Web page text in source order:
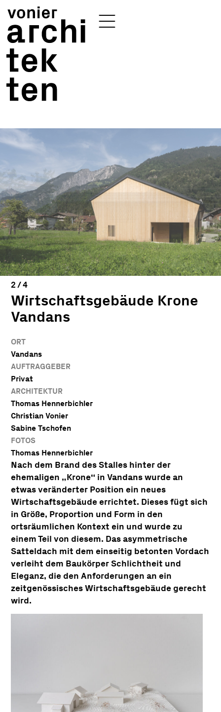
Wirtschaftsgebäude Krone
Vandans
Nach dem Brand des Stalles hinter der
ehemaligen „Krone“ in Vandans wurde an
etwas veränderter Position ein neues
Wirtschaftsgebäude errichtet. Dieses fügt sich
in Größe, Proportion und Form in den
ortsräumlichen Kontext ein und wurde zu
einem Teil von diesem. Das asymmetrische
Satteldach mit dem einseitig betonten Vordach
verleiht dem Baukörper Schlichtheit und
Eleganz, die den Anforderungen an ein
zeitgenössisches Wirtschaftsgebäude gerecht
wird.
ORT
Vandans
AUFTRAGGEBER
Privat
ARCHITEKTUR
Thomas Hennerbichler
Christian Vonier
Sabine Tschofen
FOTOS
Thomas Hennerbichler